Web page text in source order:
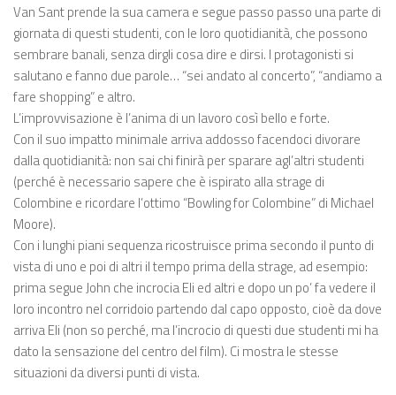
Van Sant prende la sua camera e segue passo passo una parte di
giornata di questi studenti, con le loro quotidianità, che possono
sembrare banali, senza dirgli cosa dire e dirsi. I protagonisti si
salutano e fanno due parole… “sei andato al concerto”, “andiamo a
fare shopping” e altro.
L’improvvisazione è l’anima di un lavoro così bello e forte.
Con il suo impatto minimale arriva addosso facendoci divorare
dalla quotidianità: non sai chi finirà per sparare agl’altri studenti
(perché è necessario sapere che è ispirato alla strage di
Colombine e ricordare l’ottimo “Bowling for Colombine” di Michael
Moore).
Con i lunghi piani sequenza ricostruisce prima secondo il punto di
vista di uno e poi di altri il tempo prima della strage, ad esempio:
prima segue John che incrocia Eli ed altri e dopo un po’ fa vedere il
loro incontro nel corridoio partendo dal capo opposto, cioè da dove
arriva Eli (non so perché, ma l’incrocio di questi due studenti mi ha
dato la sensazione del centro del film). Ci mostra le stesse
situazioni da diversi punti di vista.